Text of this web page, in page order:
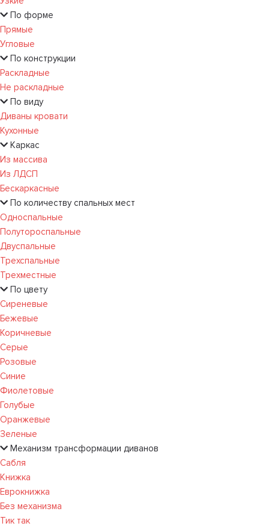
По форме
Прямые
Угловые
По конструкции
Раскладные
Не раскладные
По виду
Диваны кровати
Кухонные
Каркас
Из массива
Из ЛДСП
Бескаркасные
По количеству спальных мест
Односпальные
Полутороспальные
Двуспальные
Трехспальные
Трехместные
По цвету
Сиреневые
Бежевые
Коричневые
Серые
Розовые
Синие
Фиолетовые
Голубые
Оранжевые
Зеленые
Механизм трансформации диванов
Сабля
Книжка
Еврокнижка
Без механизма
Тик так